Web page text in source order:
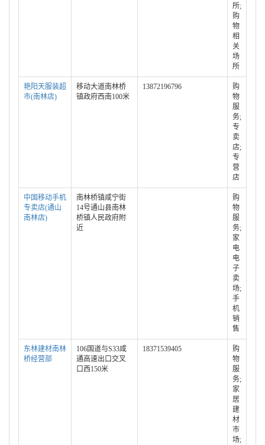
所;
购
物
相
关
场
所
艳阳天服装超
市(南林店)
移动大道南林桥
镇政府西南100米
13872196796
购
物
服
务;
专
卖
店;
专
营
店
中国移动手机
专卖店(通山
南林店)
南林桥镇咸宁街
14号通山县南林
桥镇人民政府附
近
购
物
服
务;
家
电
电
子
卖
场;
手
机
销
售
东林建材南林
桥经营部
106国道与S33咸
通高速出口交叉
口西150米
18371539405
购
物
服
务;
家
居
建
材
市
场;